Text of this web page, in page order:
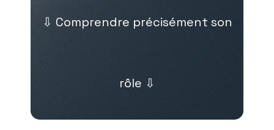
⇩ Comprendre précisément son
rôle ⇩